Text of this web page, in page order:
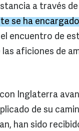
a través
se ha
el encuentro de
aficiones de
Inglaterra
de su
han sido